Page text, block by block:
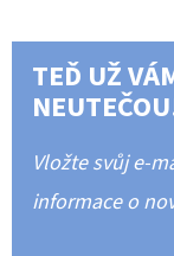
TEĎ UŽ
Vložte svůj e-
informace o